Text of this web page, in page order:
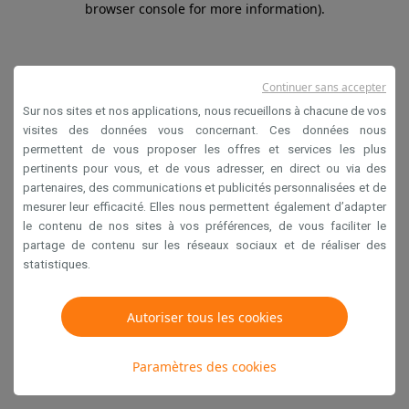
browser console for more information).
Sur nos sites et nos applications, nous recueillons à chacune de vos
visites des données vous concernant. Ces données nous
permettent de vous proposer les offres et services les plus
pertinents pour vous, et de vous adresser, en direct ou via des
partenaires, des communications et publicités personnalisées et de
mesurer leur efficacité. Elles nous permettent également d’adapter
le contenu de nos sites à vos préférences, de vous faciliter le
partage de contenu sur les réseaux sociaux et de réaliser des
statistiques.
Autoriser tous les cookies
Paramètres des cookies
Continuer sans accepter